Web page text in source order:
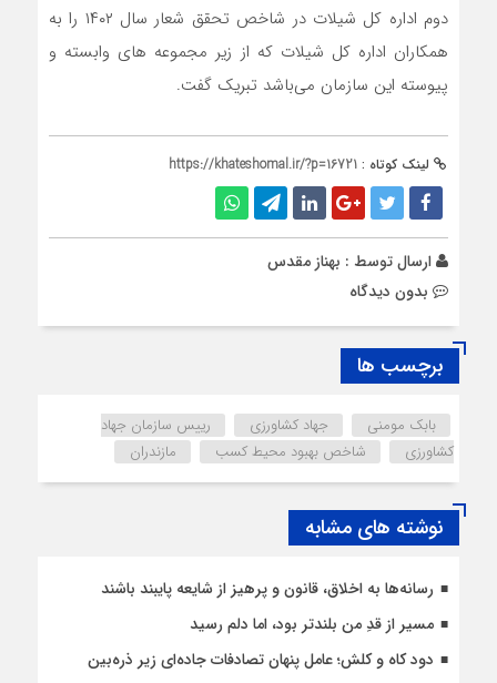
دوم اداره کل شیلات در شاخص تحقق شعار سال ۱۴۰۲ را به
همکاران اداره کل شیلات که از زیر مجموعه های وابسته و
پیوسته این سازمان می‌باشد تبریک گفت.
لینک کوتاه : https://khateshomal.ir/?p=16721
ارسال توسط : بهناز مقدس
بدون دیدگاه
برچسب ها
بابک مومنی جهاد کشاورزی
رییس سازمان جهاد
کشاورزی
شاخص بهبود محیط کسب مازندران
نوشته های مشابه
رسانه‌ها به اخلاق، قانون و پرهیز از شایعه پایبند باشند
مسیر از قدِ من بلندتر بود، اما دلم رسید
دود کاه و کلش؛ عامل پنهان تصادفات جاده‌ای زیر ذره‌بین